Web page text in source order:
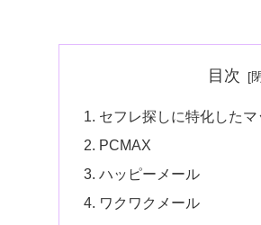
目次
セフレ探しに特化した
PCMAX
ハッピーメール
ワクワクメール